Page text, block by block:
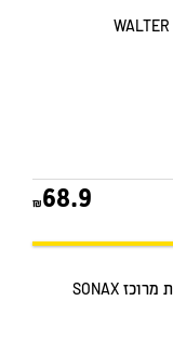
68.9
נוזל שמשות מרוכז SONAX